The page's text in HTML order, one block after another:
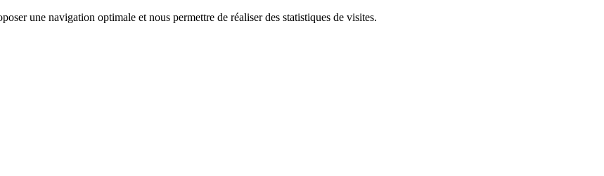
une navigation optimale et nous permettre de réaliser des statistiques de visites.